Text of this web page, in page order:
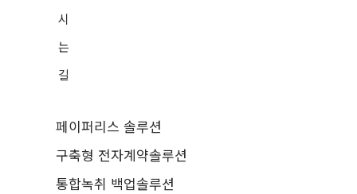
시
는
길
페이퍼리스 솔루션
구축형 전자계약솔루션
통합녹취 백업솔루션